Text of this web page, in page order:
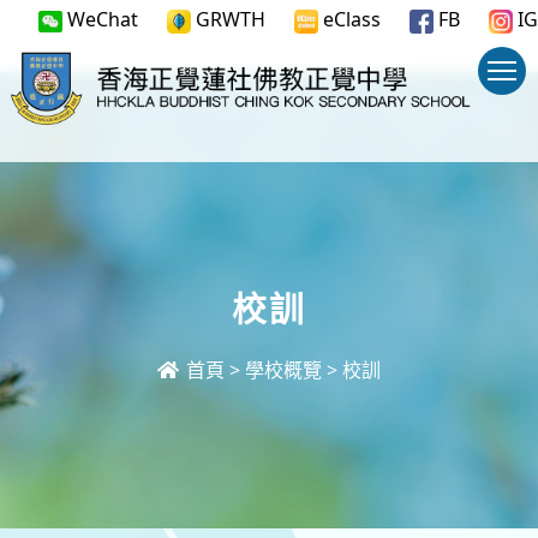
WeChat GRWTH eClass FB IG
校訓
首頁 >學校概覽 >校訓